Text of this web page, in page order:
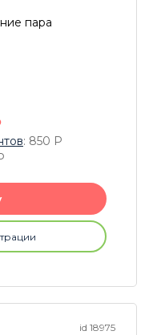
пара
: 850 P
id 18975